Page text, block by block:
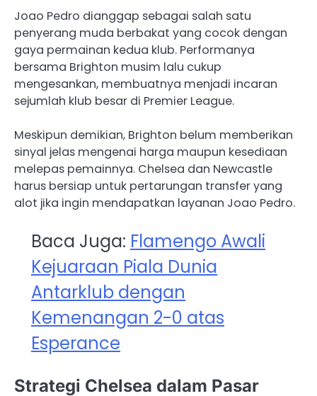
Joao Pedro dianggap sebagai salah satu
penyerang muda berbakat yang cocok dengan
gaya permainan kedua klub. Performanya
bersama Brighton musim lalu cukup
mengesankan, membuatnya menjadi incaran
sejumlah klub besar di Premier League.
Meskipun demikian, Brighton belum memberikan
sinyal jelas mengenai harga maupun kesediaan
melepas pemainnya. Chelsea dan Newcastle
harus bersiap untuk pertarungan transfer yang
alot jika ingin mendapatkan layanan Joao Pedro.
Baca Juga: Flamengo Awali
Kejuaraan Piala Dunia
Antarklub dengan
Kemenangan 2-0 atas
Esperance
Strategi Chelsea dalam Pasar